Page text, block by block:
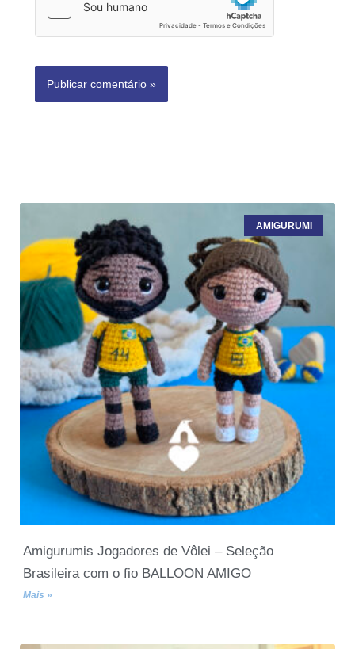
AMIGURUMI
Amigurumis Jogadores de Vôlei – Seleção
Brasileira com o fio BALLOON AMIGO
Mais »